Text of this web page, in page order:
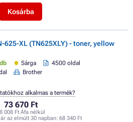
Kosárba
625-XL (TN625XLY) - toner, yellow
Sárga
4500 oldal
Brother
73 670 Ft
008 Ft Áfa nélkül
az elmúlt 30 napban: 68 340 Ft
alkalmas a termék?